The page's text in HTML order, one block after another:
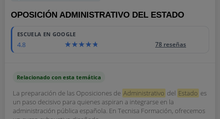
OPOSICIÓN ADMINISTRATIVO DEL ESTADO
ESCUELA EN GOOGLE
4.8 78 reseñas
Relacionado con esta temática
La preparación de las Oposiciones de Administrativo del Estado es
un paso decisivo para quienes aspiran a integrarse en la
administración pública española. En Tecnisa Formación, ofrecemos